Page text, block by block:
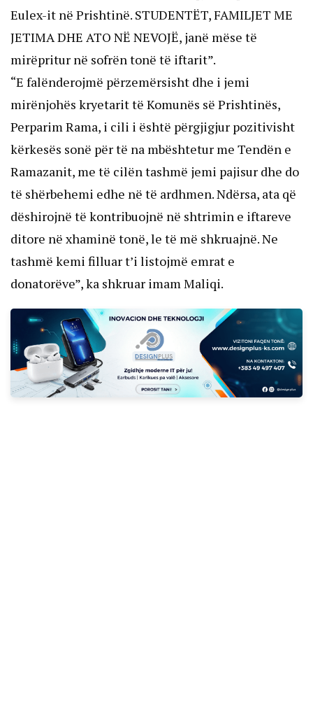
Eulex-it në Prishtinë. STUDENTËT, FAMILJET ME
JETIMA DHE ATO NË NEVOJË, janë mëse të
mirëpritur në sofrën tonë të iftarit”.
“E falënderojmë përzemërsisht dhe i jemi
mirënjohës kryetarit të Komunës së Prishtinës,
Perparim Rama, i cili i është përgjigjur pozitivisht
kërkesës sonë për të na mbështetur me Tendën e
Ramazanit, me të cilën tashmë jemi pajisur dhe do
të shërbehemi edhe në të ardhmen. Ndërsa, ata që
dëshirojnë të kontribuojnë në shtrimin e iftareve
ditore në xhaminë tonë, le të më shkruajnë. Ne
tashmë kemi filluar t’i listojmë emrat e
donatorëve”, ka shkruar imam Maliqi.